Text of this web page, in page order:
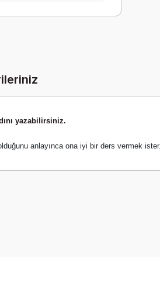
yazabilirsiniz.
anlayınca ona iyi bir ders vermek ister.